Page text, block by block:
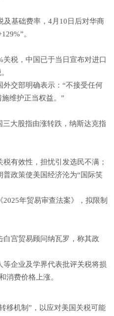
基础费率，4月10日后对华商
。
税，中国已于当日宣布对进口
交部明确表示：“不接受任何
维护正当权益。”
大股指由涨转跌，纳斯达克指
有效性，担忧引发选民不满；
政策使美国经济沦为“国际笑
年贸易审查法案》，拟限制
宫贸易顾问纳瓦罗，称其政
企业及学界代表批评关税将损
消费价格上涨。
移机制”，以应对美国关税可能